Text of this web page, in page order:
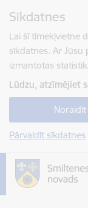
Sīkdatnes
Lai šī tīmekļvietne
sīkdatnes. Ar Jūsu
izmantotas
Lūdzu, atzīmējiet
Noraidīt
Pārvaldīt sīkdatnes